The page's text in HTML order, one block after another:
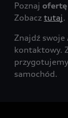
Poznaj ofertę
Zobacz tutaj.
Znajdź
kontaktowy.
samochód.